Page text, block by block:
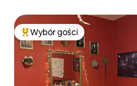
Najpopularniejsze z kategorii
Wybór gości